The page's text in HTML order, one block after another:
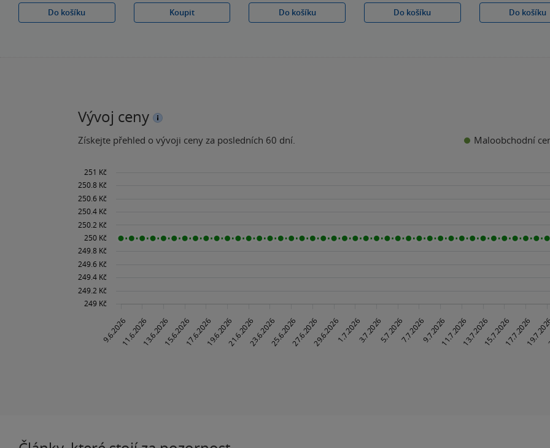
Do košíku
Koupit
Do košíku
Do košíku
Do košíku
Vývoj ceny
Získejte přehled o vývoji ceny za posledních 60 dní. Maloobchodní